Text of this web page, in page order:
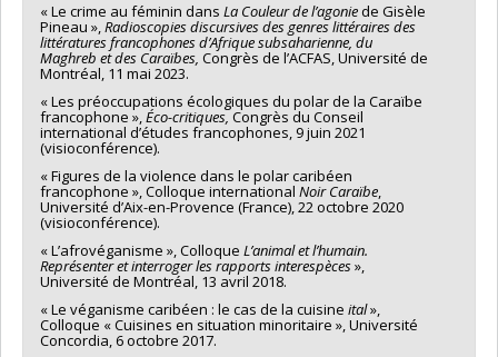
« Le crime au féminin dans La Couleur de l’agoniede Gisèle
Pineau »,Radioscopies discursives des genres littéraires des
littératures francophones d’Afrique subsaharienne, du
Maghreb et des Caraïbes, Congrès de l’ACFAS, Université de
Montréal, 11 mai 2023.
« Les préoccupations écologiques du polar de la Caraïbe
francophone »,Éco-critiques,Congrès du Conseil
international d’études francophones, 9 juin 2021
(visioconférence).
« Figures de la violence dans le polar caribéen
francophone », Colloque international Noir Caraïbe,
Université d’Aix-en-Provence (France), 22 octobre 2020
(visioconférence).
« L’afrovéganisme », Colloque L’animal et l’humain.
Représenter et interroger les rapports interespèces»,
Université de Montréal, 13 avril 2018.
« Le véganisme caribéen : le cas de la cuisine ital»,
Colloque « Cuisines en situation minoritaire », Université
Concordia, 6 octobre 2017.